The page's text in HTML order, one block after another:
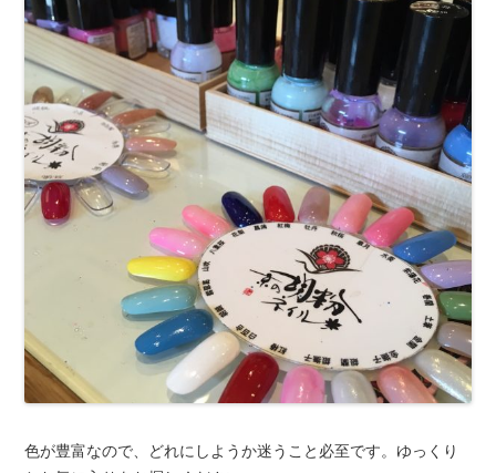
色が豊富なので、どれにしようか迷うこと必至です。ゆっくり